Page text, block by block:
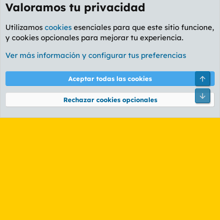
Foro General
Cookies
PL OLDSTYLE AMARILLO
Términos y reglas Política de privacidad Ayuda
Community platform by XenForo® © 2010-2026 XenForo Ltd.
Valoramos tu privacidad
Utilizamos cookies esenciales para que este sitio funcione,
y cookies opcionales para mejorar tu experiencia.
Ver más información y configurar tus preferencias
Aceptar todas las cookies
Rechazar cookies opcionales
Pie